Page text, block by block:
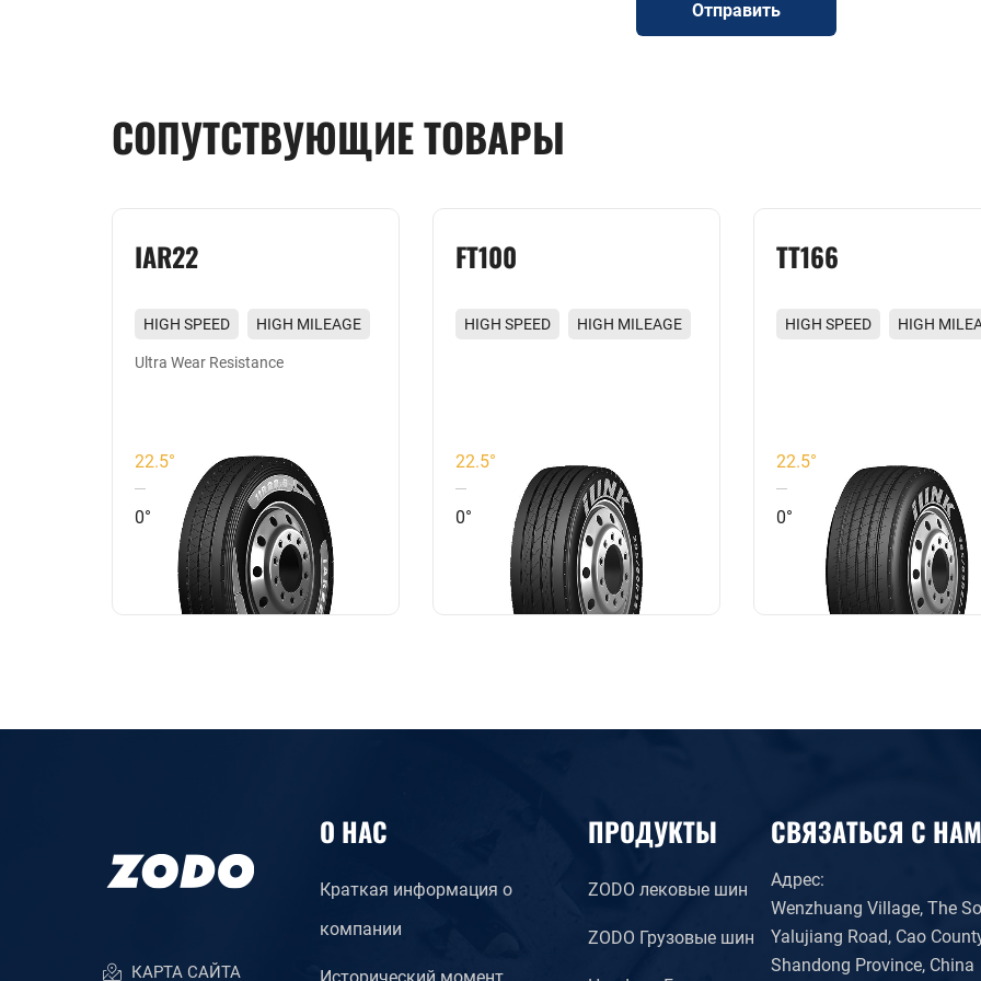
Отправить
СОПУТСТВУЮЩИЕ ТОВАРЫ
IAR22
HIGH SPEED
HIGH MILEAGE
WEAR RESISTING
Ultra Wear Resistance
22.5°
0°
FT100
HIGH SPEED
HIGH MILEAGE
22.5°
0°
TT166
HIGH SPEED
HIGH
22.5°
0°
КАРТА САЙТА
О НАС
Краткая информация о
компании
Исторический момент
ПРОДУКТЫ
ZODO лековые шин
ZODO Грузовые шин
СВЯЗАТЬСЯ С
Адрес:
Wenzhuang Village, The
Yalujiang Road, Cao
Shandong Province, China